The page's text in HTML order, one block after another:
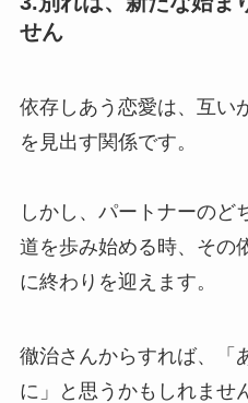
せん
依存しあう恋愛は、互い
を見出す関係です。
しかし、パートナーのど
道を歩み始める時、その
に終わりを迎えます。
徹治さんからすれば、「
に」と思うかもしれませ